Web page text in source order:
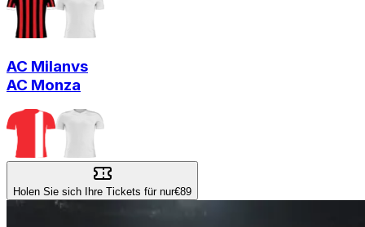
AC Milanvs
AC Monza
Holen Sie sich Ihre Tickets für nur€89